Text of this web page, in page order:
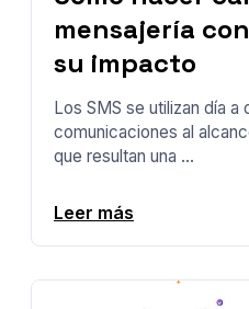
mensajería
su impacto
Los SMS se utilizan día a
comunicaciones al
que resultan una ...
Leer más